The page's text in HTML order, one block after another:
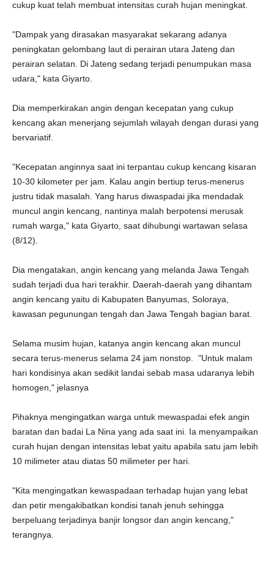
cukup kuat telah membuat intensitas curah hujan meningkat.
"Dampak yang dirasakan masyarakat sekarang adanya
peningkatan gelombang laut di perairan utara Jateng dan
perairan selatan. Di Jateng sedang terjadi penumpukan masa
udara," kata Giyarto.
Dia memperkirakan angin dengan kecepatan yang cukup
kencang akan menerjang sejumlah wilayah dengan durasi yang
bervariatif.
"Kecepatan anginnya saat ini terpantau cukup kencang kisaran
10-30 kilometer per jam. Kalau angin bertiup terus-menerus
justru tidak masalah. Yang harus diwaspadai jika mendadak
muncul angin kencang, nantinya malah berpotensi merusak
rumah warga," kata Giyarto, saat dihubungi wartawan selasa
(8/12).
Dia mengatakan, angin kencang yang melanda Jawa Tengah
sudah terjadi dua hari terakhir. Daerah-daerah yang dihantam
angin kencang yaitu di Kabupaten Banyumas, Soloraya,
kawasan pegunungan tengah dan Jawa Tengah bagian barat.
Selama musim hujan, katanya angin kencang akan muncul
secara terus-menerus selama 24 jam nonstop. "Untuk malam
hari kondisinya akan sedikit landai sebab masa udaranya lebih
homogen," jelasnya
Pihaknya mengingatkan warga untuk mewaspadai efek angin
baratan dan badai La Nina yang ada saat ini. Ia menyampaikan
curah hujan dengan intensitas lebat yaitu apabila satu jam lebih
10 milimeter atau diatas 50 milimeter per hari.
"Kita mengingatkan kewaspadaan terhadap hujan yang lebat
dan petir mengakibatkan kondisi tanah jenuh sehingga
berpeluang terjadinya banjir longsor dan angin kencang,"
terangnya.